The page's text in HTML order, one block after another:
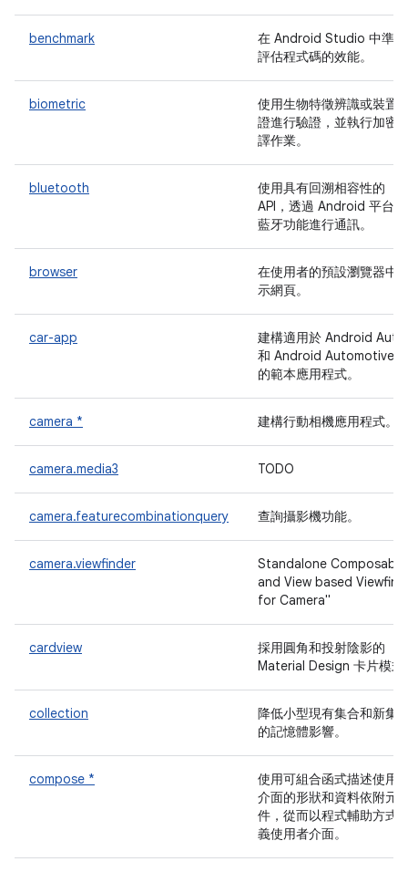
benchmark
在 Android Studio 中準確
評估程式碼的效能。
biometric
使用生物特徵辨識或裝置
證進行驗證，並執行加密
譯作業。
bluetooth
使用具有回溯相容性的
API，透過 Android 平台的
藍牙功能進行通訊。
browser
在使用者的預設瀏覽器中
示網頁。
car-app
建構適用於 Android Auto
和 Android Automotive
的範本應用程式。
camera * 建構行動相機應用程式。
camera.media3 TODO
camera.featurecombinationquery 查詢攝影機功能。
camera.viewfinder
Standalone Composable
and View based
for Camera"
cardview
採用圓角和投射陰影的
Material Design 卡片模式
collection
降低小型現有集合和新集
的記憶體影響。
compose *
使用可組合函式描述使用
介面的形狀和資料依附元
件，從而以程式輔助方式
義使用者介面。